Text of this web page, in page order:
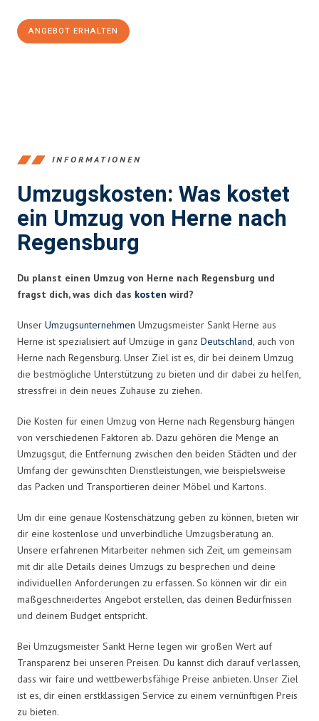
ANGEBOT ERHALTEN
INFORMATIONEN
Umzugskosten: Was kostet
ein Umzug von Herne nach
Regensburg
Du planst einen Umzug von Herne nach Regensburg und
fragst dich, was dich das kosten wird?
Unser Umzugsunternehmen Umzugsmeister Sankt Herne aus
Herne ist spezialisiert auf Umzüge in ganz Deutschland, auch von
Herne nach Regensburg. Unser Ziel ist es, dir bei deinem Umzug
die bestmögliche Unterstützung zu bieten und dir dabei zu helfen,
stressfrei in dein neues Zuhause zu ziehen.
Die Kosten für einen Umzug von Herne nach Regensburg hängen
von verschiedenen Faktoren ab. Dazu gehören die Menge an
Umzugsgut, die Entfernung zwischen den beiden Städten und der
Umfang der gewünschten Dienstleistungen, wie beispielsweise
das Packen und Transportieren deiner Möbel und Kartons.
Um dir eine genaue Kostenschätzung geben zu können, bieten wir
dir eine kostenlose und unverbindliche Umzugsberatung an.
Unsere erfahrenen Mitarbeiter nehmen sich Zeit, um gemeinsam
mit dir alle Details deines Umzugs zu besprechen und deine
individuellen Anforderungen zu erfassen. So können wir dir ein
maßgeschneidertes Angebot erstellen, das deinen Bedürfnissen
und deinem Budget entspricht.
Bei Umzugsmeister Sankt Herne legen wir großen Wert auf
Transparenz bei unseren Preisen. Du kannst dich darauf verlassen,
dass wir faire und wettbewerbsfähige Preise anbieten. Unser Ziel
ist es, dir einen erstklassigen Service zu einem vernünftigen Preis
zu bieten.